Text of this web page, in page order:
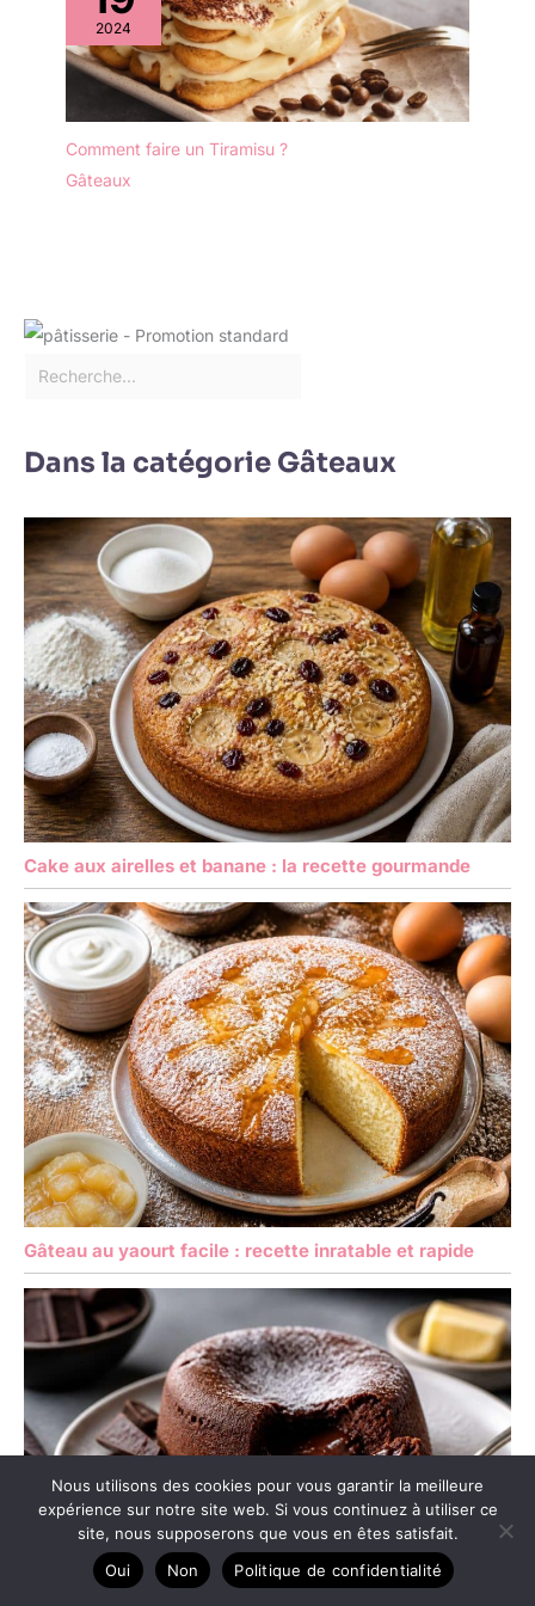
2024
Comment faire un Tiramisu ?
Gâteaux
Dans la catégorie Gâteaux
Cake aux airelles et banane : la recette gourmande
Gâteau au yaourt facile : recette inratable et rapide
Nous utilisons des cookies pour vous garantir la meilleure
expérience sur notre site web. Si vous continuez à utiliser ce
site, nous supposerons que vous en êtes satisfait.
Oui
Non Politique de confidentialité